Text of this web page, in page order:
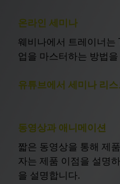
온라인 세미나
웨비나에서 트레이너는
업을 마스터하는 방법
유튜브에서 세미나 리스
동영상과 애니메이션
짧은 동영상을 통해 제
자는 제품 이점을 설명
을 설명합니다.